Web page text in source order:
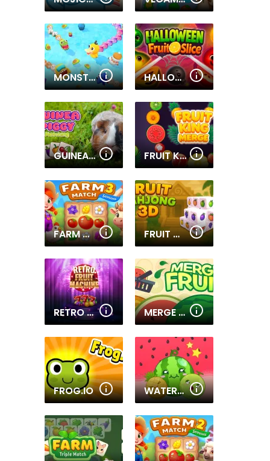
MONSTER ARENA HALLOWEEN FRUIT SLICE
GUINEA PIGGY MATCHING FRUIT KING MERGE
FARM MATCH SEASONS 3 FRUIT MAHJONG 3D
RETRO FRUIT MACHINE MERGE FRUIT ONLINE
FROG.IO WATERMELON MERGE